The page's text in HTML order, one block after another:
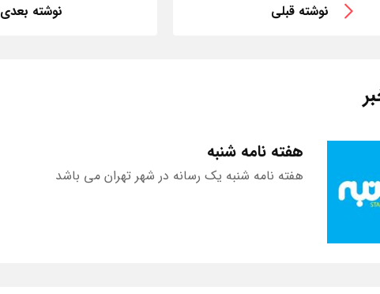
نوشته قبلی نوشته بعدی
هفته نامه شنبه
هفته نامه شنبه یک رسانه در شهر تهران می باشد